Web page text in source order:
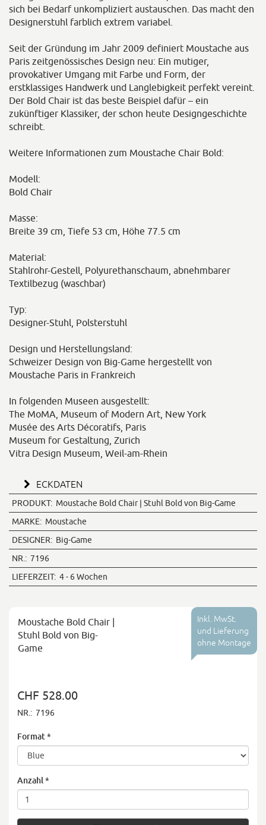
sich bei Bedarf unkompliziert austauschen. Das macht den
Designerstuhl farblich extrem variabel.
Seit der Gründung im Jahr 2009 definiert Moustache aus
Paris zeitgenössisches Design neu: Ein mutiger,
provokativer Umgang mit Farbe und Form, der
erstklassiges Handwerk und Langlebigkeit perfekt vereint.
Der Bold Chair ist das beste Beispiel dafür – ein
zukünftiger Klassiker, der schon heute Designgeschichte
schreibt.
Weitere Informationen zum Moustache Chair Bold:
Modell:
Bold Chair
Masse:
Breite 39 cm, Tiefe 53 cm, Höhe 77.5 cm
Material:
Stahlrohr-Gestell, Polyurethanschaum, abnehmbarer
Textilbezug (waschbar)
Typ:
Designer-Stuhl, Polsterstuhl
Design und Herstellungsland:
Schweizer Design von Big-Game hergestellt von
Moustache Paris in Frankreich
In folgenden Museen ausgestellt:
The MoMA, Museum of Modern Art, New York
Musée des Arts Décoratifs, Paris
Museum for Gestaltung, Zurich
Vitra Design Museum, Weil-am-Rhein
ECKDATEN
PRODUKT: Moustache Bold Chair | Stuhl Bold von Big-Game
MARKE: Moustache
DESIGNER: Big-Game
NR.: 7196
LIEFERZEIT: 4 - 6 Wochen
Inkl. MwSt.
und Lieferung
ohne Montage
Moustache Bold Chair |
Stuhl Bold von Big-
Game
CHF 528.00
NR.: 7196
Format*
Anzahl *